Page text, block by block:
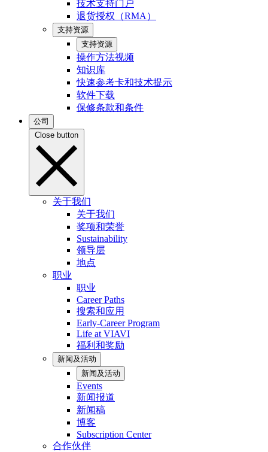
技术支持门户
退货授权（RMA）
支持资源
支持资源
操作方法视频
知识库
快速参考卡和技术提示
软件下载
保修条款和条件
公司
Close button
关于我们
关于我们
奖项和荣誉
Sustainability
领导层
地点
职业
职业
Career Paths
搜索和应用
Early-Career Program
Life at VIAVI
福利和奖励
新闻及活动
新闻及活动
Events
新闻报道
新闻稿
博客
Subscription Center
合作伙伴